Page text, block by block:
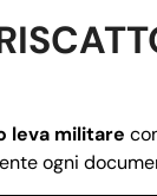
leva militare
ogni